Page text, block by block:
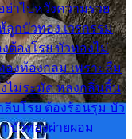
าไปหวังความรวย
ลูกบัวทอง เวรกรรม
ต้องโรย บัวทองไม่
งท้องกลม เพราะลืม
ไม่ระมัด หลงกลิ่นลิ้น
ลีบโรย ต้องร้อนรุม บัว
บัวทองผ่ายผอม